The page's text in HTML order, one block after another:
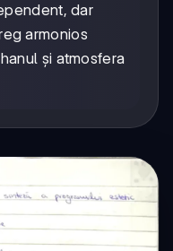
dar
armonios
și atmosfera